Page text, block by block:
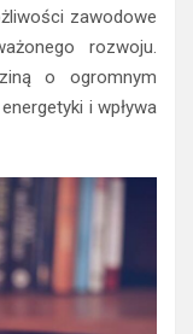
zawodowe
rozwoju.
o ogromnym
i wpływa